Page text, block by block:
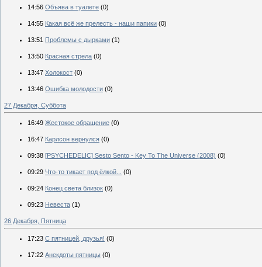
14:56 Объява в туалете (0)
14:55 Какая всё же прелесть - наши папики (0)
13:51 Проблемы с дырками (1)
13:50 Красная стрела (0)
13:47 Холокост (0)
13:46 Ошибка молодости (0)
27 Декабря, Суббота
16:49 Жестокое обращение (0)
16:47 Карлсон вернулся (0)
09:38 [PSYCHEDELIC] Sesto Sento - Key To The Universe (2008) (0)
09:29 Что-то тикает под ёлкой... (0)
09:24 Конец света близок (0)
09:23 Невеста (1)
26 Декабря, Пятница
17:23 С пятницей, друзья! (0)
17:22 Анекдоты пятницы (0)